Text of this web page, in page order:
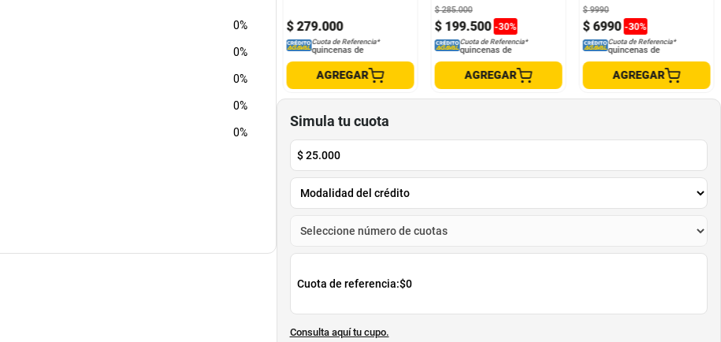
0%
0%
0%
0%
0%
$ 279.000
Cuota de Referencia*
quincenas de
AGREGAR
$ 199.500 -30%
$ 285.000
Cuota de Referencia*
quincenas de
AGREGAR
$ 6990 -30%
$ 9990
Cuota de Referencia*
quincenas de
AGREGAR
Simula tu cuota
$25.000
Cuota de referencia:$0
Consulta aquí tu cupo.